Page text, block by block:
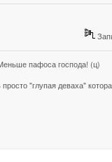
пафоса господа! (ц)
"глупая деваха"